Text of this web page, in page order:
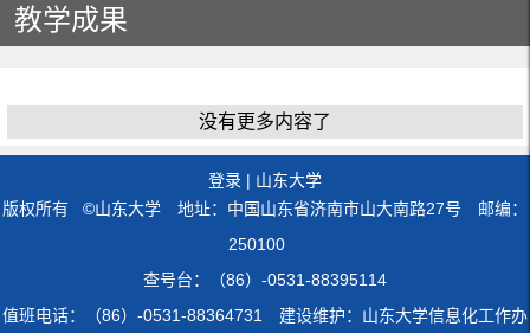
教学成果
没有更多内容了
登录 | 山东大学
版权所有 ©山东大学 地址：中国山东省济南市山大南路27号 邮编：
250100
查号台：（86）-0531-88395114
值班电话：（86）-0531-88364731 建设维护：山东大学信息化工作办